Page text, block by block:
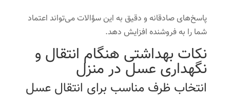
پاسخ‌های صادقانه و دقیق به این سؤالات می‌تواند اعتماد
شما را به فروشنده افزایش دهد.
نکات بهداشتی هنگام انتقال و
نگهداری عسل در منزل
انتخاب ظرف مناسب برای انتقال عسل